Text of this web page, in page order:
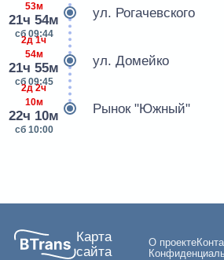
53м
21ч 54м
сб 09:44
ул. Рогачевского
2д 1ч
54м
21ч 55м
сб 09:45
ул. Домейко
2д 2ч
10м
22ч 10м
сб 10:00
Рынок "Южный"
Карта
сайта
О проекте